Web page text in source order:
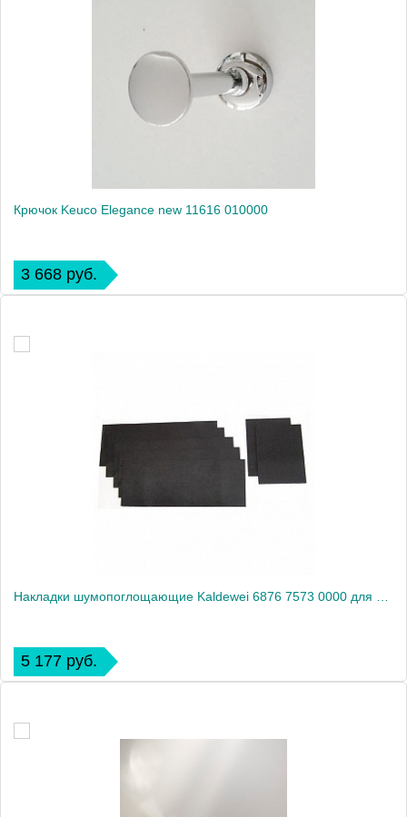
Крючок Keuco Elegance new 11616 010000
3 668 руб.
5 177 руб.